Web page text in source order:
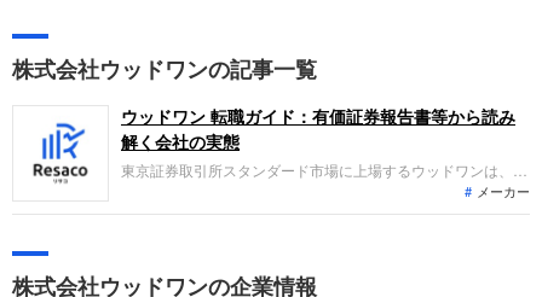
株式会社ウッドワンの記事一覧
ウッドワン 転職ガイド：有価証券報告書等から読み
解く会社の実態
東京証券取引所スタンダード市場に上場するウッドワンは、床
材や造作材などの総合木質建材や住宅設備機器の製造販売、ニ
ュージーランドでの山林経営を主軸とし、バイオマス発電事業
終減益となりました。
メーカー
株式会社ウッドワンの企業情報